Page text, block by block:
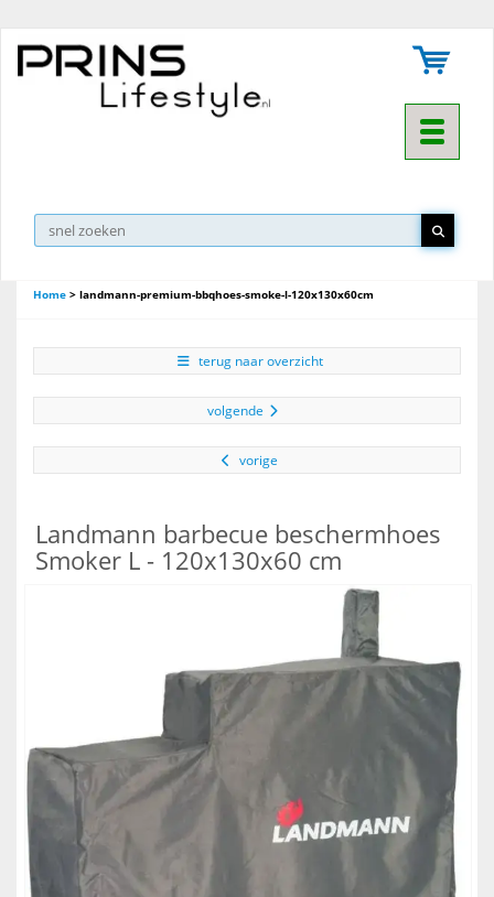
Toggle
Home > landmann-premium-bbqhoes-smoke-l-120x130x60cm
terug naar overzicht
volgende
vorige
Landmann barbecue beschermhoes
Smoker L - 120x130x60 cm